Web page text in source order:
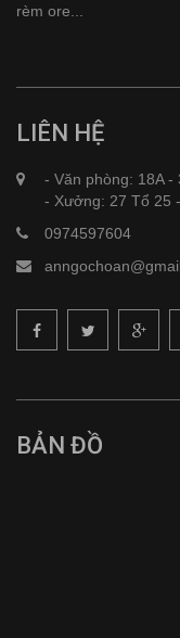
rèm ore...
LIÊN HỆ
- Văn phòng: 18A -
- Xưởng: 27 Tổ 25
0974597604
BẢN ĐỒ